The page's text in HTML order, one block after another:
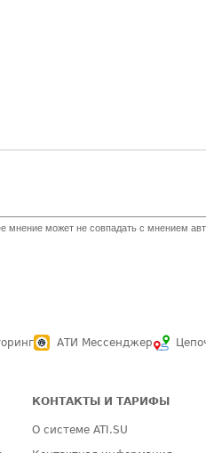
мнение может не совпадать с мнением
АТИ Мессенджер
КОНТАКТЫ И ТАРИФЫ
О системе ATI.SU